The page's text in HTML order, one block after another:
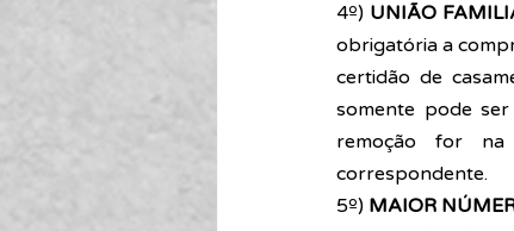
4º) UNIÃO
obrigatória a
certidão de
somente pode
remoção for na
correspondente.
5º) MAIOR